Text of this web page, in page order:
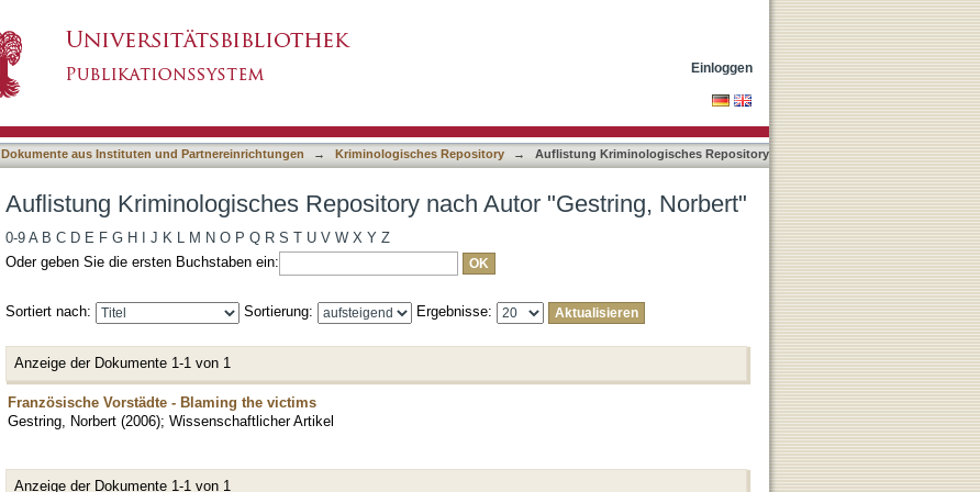
Einloggen
Dokumente aus Instituten und Partnereinrichtungen → Kriminologisches Repository →
Auflistung Kriminologisches Repository
Auflistung Kriminologisches Repository nach Autor "Gestring, Norbert"
0-9 A B C D E F G H J K L M N O P Q R S T U V W X Y Z
Oder geben Sie die ersten Buchstaben ein:
Sortiert nach: Sortierung: Ergebnisse:
Anzeige der Dokumente 1-1 von 1
Französische Vorstädte - Blaming the victims
Gestring, Norbert (2006); Wissenschaftlicher Artikel
Anzeige der Dokumente 1-1 von 1